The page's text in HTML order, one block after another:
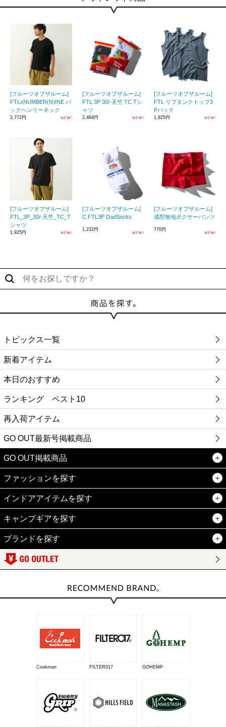
[フルーツオブザルーム]
FTLxNUMBER(N)INE パ
ックヘンリーネック
2,772円
[フルーツオブザルーム]
FTL 3P 30/-天竺 TC Tシ
ャツ
2,464円
[フルーツオブザルーム]
FTL リブタンクトップ3
Pパック
1,925円
[フルーツオブザルーム]
FTL_3P_30/-天竺_TC_T
シャツ
1,925円
[フルーツオブザルーム]
C.FTL3P DadSocks
1,232円
[フルーツオブザルーム]
成型無地ボクサーパンツ
770円
トピックス一覧
新着アイテム
本日のおすすめ
ランキング ベスト10
再入荷アイテム
GO OUT最新号掲載商品
GO OUT掲載商品
ファッションを探す
インドアアイテムを探す
キャンプギアを探す
ブランドを探す
Cookman FILTER017 GOHEMP